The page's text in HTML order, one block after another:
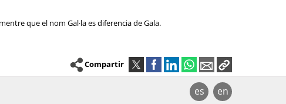
que el nom Gal·la es diferencia de Gala.
Compartir
es en